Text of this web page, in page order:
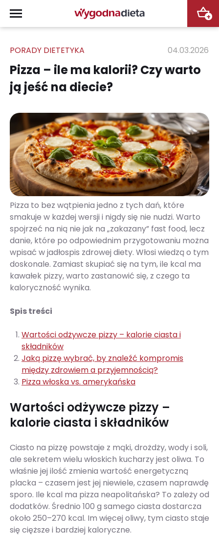
+
PORADY DIETETYKA 04.03.2026
Pizza – ile ma kalorii? Czy warto
ją jeść na diecie?
Pizza to bez wątpienia jedno z tych dań, które
smakuje w każdej wersji i nigdy się nie nudzi. Warto
spojrzeć na nią nie jak na „zakazany” fast food, lecz
danie, które po odpowiednim przygotowaniu można
wpisać w jadłospis zdrowej diety. Włosi wiedzą o tym
doskonale. Zamiast skupiać się na tym, ile kcal ma
kawałek pizzy, warto zastanowić się, z czego ta
kaloryczność wynika.
Spis treści
Wartości odżywcze pizzy – kalorie ciasta i
składników
Jaką pizzę wybrać, by znaleźć kompromis
między zdrowiem a przyjemnością?
Pizza włoska vs. amerykańska
Wartości odżywcze pizzy –
kalorie ciasta i składników
Ciasto na pizzę powstaje z mąki, drożdży, wody i soli,
ale sekretem wielu włoskich kucharzy jest oliwa. To
właśnie jej ilość zmienia wartość energetyczną
placka – czasem jest jej niewiele, czasem naprawdę
sporo. Ile kcal ma pizza neapolitańska? To zależy od
dodatków. Średnio 100 g samego ciasta dostarcza
około 250–270 kcal. Im więcej oliwy, tym ciasto staje
się cięższe i bardziej kaloryczne.